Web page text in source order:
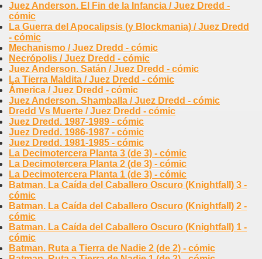
Juez Anderson. El Fin de la Infancia / Juez Dredd -
cómic
La Guerra del Apocalipsis (y Blockmania) / Juez Dredd
- cómic
Mechanismo / Juez Dredd - cómic
Necrópolis / Juez Dredd - cómic
Juez Anderson. Satán / Juez Dredd - cómic
La Tierra Maldita / Juez Dredd - cómic
Ámerica / Juez Dredd - cómic
Juez Anderson. Shamballa / Juez Dredd - cómic
Dredd Vs Muerte / Juez Dredd - cómic
Juez Dredd. 1987-1989 - cómic
Juez Dredd. 1986-1987 - cómic
Juez Dredd. 1981-1985 - cómic
La Decimotercera Planta 3 (de 3) - cómic
La Decimotercera Planta 2 (de 3) - cómic
La Decimotercera Planta 1 (de 3) - cómic
Batman. La Caída del Caballero Oscuro (Knightfall) 3 -
cómic
Batman. La Caída del Caballero Oscuro (Knightfall) 2 -
cómic
Batman. La Caída del Caballero Oscuro (Knightfall) 1 -
cómic
Batman. Ruta a Tierra de Nadie 2 (de 2) - cómic